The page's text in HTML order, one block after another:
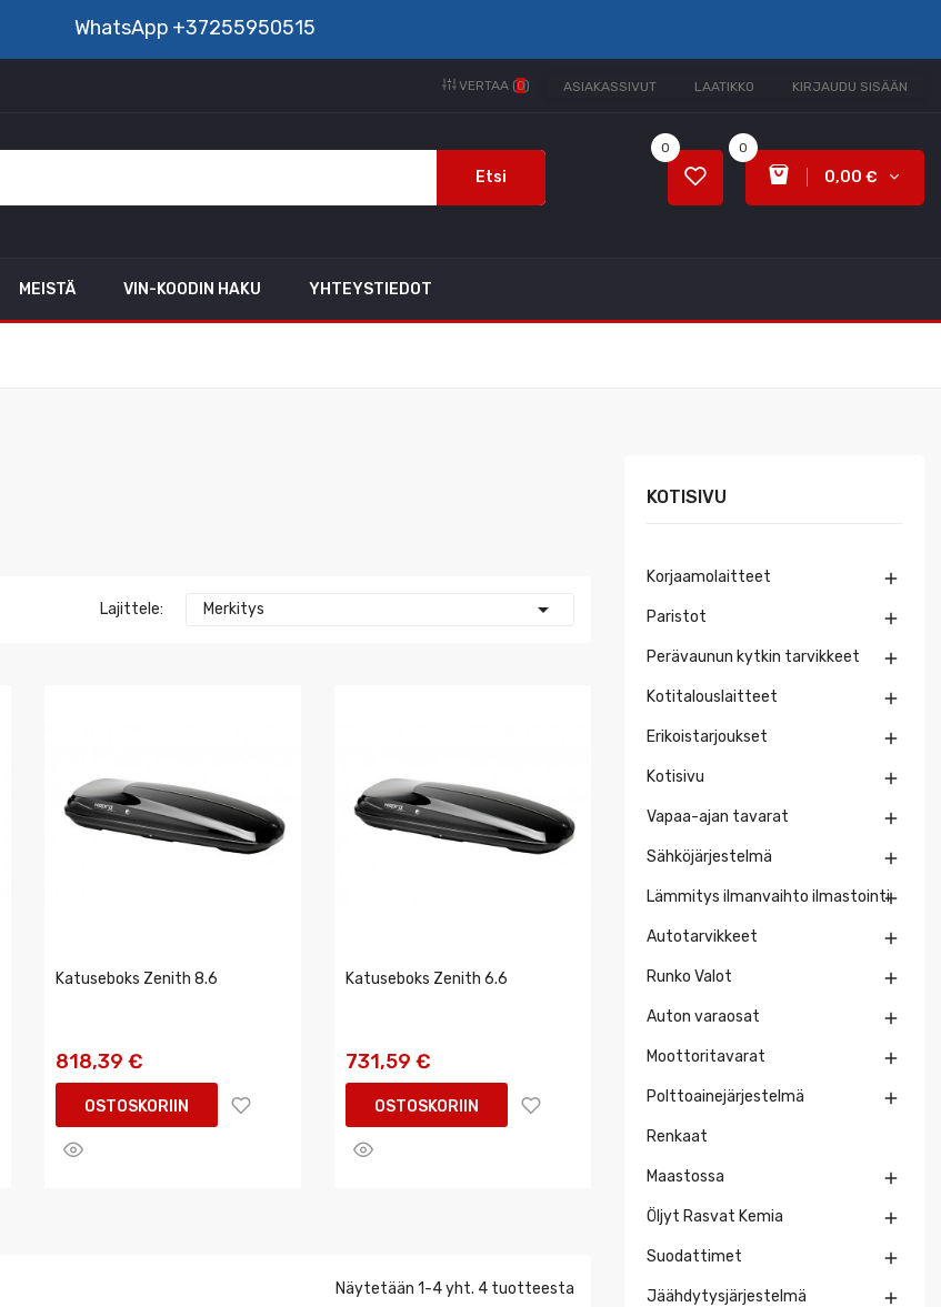
WhatsApp +37255950515
ASIAKASSIVUT LAATIKKO KIRJAUDU SISÄÄN
VERTAA (0)
Etsi
0
0,00 €
0
MEISTÄ VIN-KOODIN HAKU YHTEYSTIEDOT
Lajittele: Merkitys 
Katuseboks Zenith 8.6
818,39 €
OSTOSKORIIN
Katuseboks Zenith 6.6
731,59 €
OSTOSKORIIN
Näytetään 1-4 yht. 4 tuotteesta
KOTISIVU
Korjaamolaitteet 
Paristot 
Perävaunun kytkin tarvikkeet 
Kotitalouslaitteet 
Erikoistarjoukset 
Kotisivu 
Vapaa-ajan tavarat 
Sähköjärjestelmä 
Lämmitys ilmanvaihto ilmastointi
Autotarvikkeet 
Runko Valot 
Auton varaosat 
Moottoritavarat 
Polttoainejärjestelmä 
Renkaat
Maastossa 
Öljyt Rasvat Kemia 
Suodattimet 
Jäähdytysjärjestelmä 